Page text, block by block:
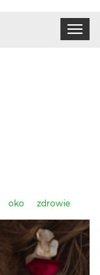
Toggle
oko zdrowie